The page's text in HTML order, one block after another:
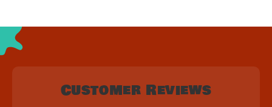
Customer Reviews